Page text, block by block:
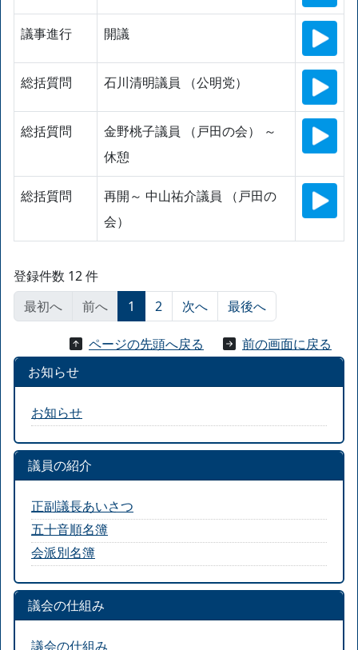
議事進行 開議
総括質問 石川清明議員 （公明党）
総括質問
金野桃子議員 （戸田の会） ～
休憩
総括質問
再開～ 中山祐介議員 （戸田の
会）
登録件数 12 件
最初へ
前へ 1 2 次へ 最後へ
ページの先頭へ戻る
前の画面に戻る
お知らせ
お知らせ
議員の紹介
正副議長あいさつ
五十音順名簿
会派別名簿
議会の仕組み
議会の仕組み